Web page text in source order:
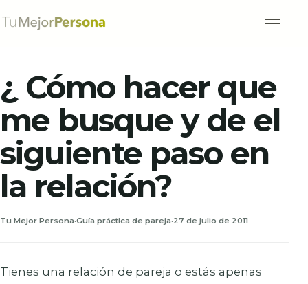
¿ Cómo hacer que
me busque y de el
siguiente paso en
la relación?
Tu Mejor Persona·Guía práctica de pareja·27 de julio de 2011
Tienes una relación de pareja o estás apenas